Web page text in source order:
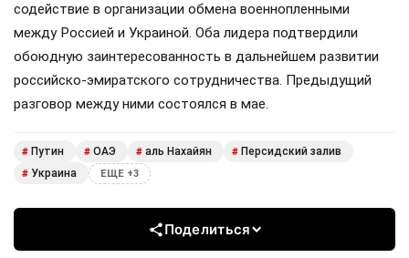
содействие в организации обмена военнопленными
между Россией и Украиной. Оба лидера подтвердили
обоюдную заинтересованность в дальнейшем развитии
российско-эмиратского сотрудничества. Предыдущий
разговор между ними состоялся в мае.
# Путин # ОАЭ # аль Нахайян # Персидский залив
# Украина ЕЩЕ +3
Поделиться